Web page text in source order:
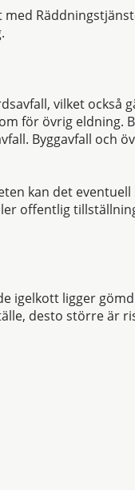
vilket också
för övrig eldning.
Byggavfall och
kan det
offentlig
igelkott ligger
desto större är